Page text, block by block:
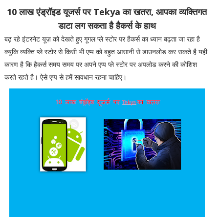
10 लाख एंड्रॉइड यूजर्स पर Tekya का खतरा, आपका व्यक्तिगत
डाटा लग सकता है हैकर्स के हाथ
बढ़ रहे इंटरनेट यूज़ को देखते हुए गूगल प्ले स्टोर पर हैकर्स का ध्यान बढ़ता जा रहा है
क्युकि व्यक्ति प्ले स्टोर से किसी भी एप्प को बहुत आसानी से डाउनलोड कर सकते है यही
कारण है कि हैकर्स समय समय पर अपने एप्प प्ले स्टोर पर अपलोड करने की कोशिश
करते रहते है। ऐसे एप्प से हमें सावधान रहना चाहिए।